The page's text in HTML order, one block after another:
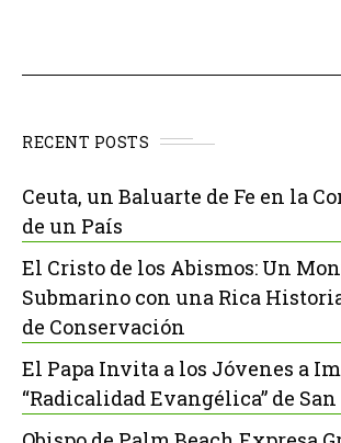
RECENT POSTS
Ceuta, un Baluarte de Fe en la
de un País
El Cristo de los Abismos: Un
Submarino con una Rica
de Conservación
El Papa Invita a los Jóvenes a
“Radicalidad Evangélica” de